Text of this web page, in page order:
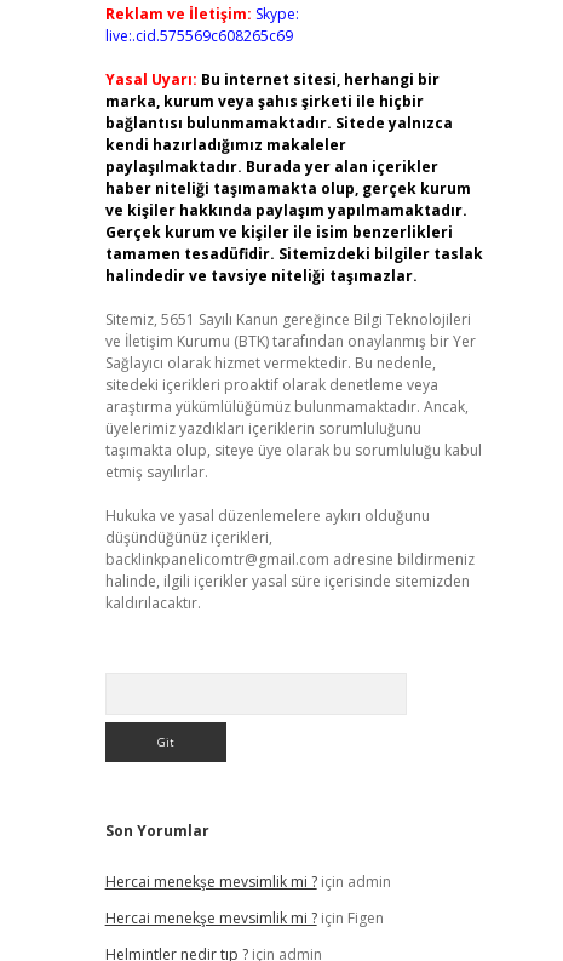
Reklam ve İletişim: Skype:
live:.cid.575569c608265c69
Yasal Uyarı: Bu internet sitesi, herhangi bir
marka, kurum veya şahıs şirketi ile hiçbir
bağlantısı bulunmamaktadır. Sitede yalnızca
kendi hazırladığımız makaleler
paylaşılmaktadır. Burada yer alan içerikler
haber niteliği taşımamakta olup, gerçek kurum
ve kişiler hakkında paylaşım yapılmamaktadır.
Gerçek kurum ve kişiler ile isim benzerlikleri
tamamen tesadüfidir. Sitemizdeki bilgiler taslak
halindedir ve tavsiye niteliği taşımazlar.
Sitemiz, 5651 Sayılı Kanun gereğince Bilgi Teknolojileri
ve İletişim Kurumu (BTK) tarafından onaylanmış bir Yer
Sağlayıcı olarak hizmet vermektedir. Bu nedenle,
sitedeki içerikleri proaktif olarak denetleme veya
araştırma yükümlülüğümüz bulunmamaktadır. Ancak,
üyelerimiz yazdıkları içeriklerin sorumluluğunu
taşımakta olup, siteye üye olarak bu sorumluluğu kabul
etmiş sayılırlar.
Hukuka ve yasal düzenlemelere aykırı olduğunu
düşündüğünüz içerikleri,
backlinkpanelicomtr@gmail.com adresine bildirmeniz
halinde, ilgili içerikler yasal süre içerisinde sitemizden
kaldırılacaktır.
Son Yorumlar
Hercai menekşe mevsimlik mi ?için admin
Hercai menekşe mevsimlik mi ?için Figen
Helmintler nedir tıp ?için admin